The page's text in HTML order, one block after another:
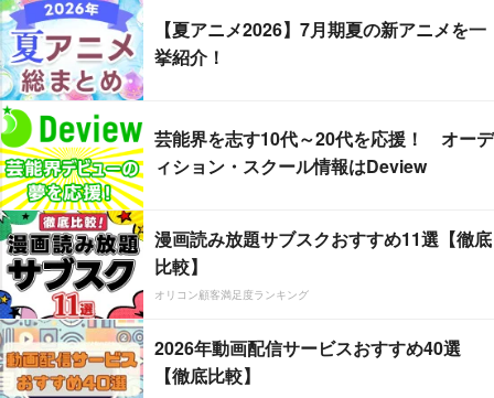
【夏アニメ2026】7月期夏の新アニメを一
挙紹介！
芸能界を志す10代～20代を応援！ オーデ
ィション・スクール情報はDeview
漫画読み放題サブスクおすすめ11選【徹底
比較】
オリコン顧客満足度ランキング
2026年動画配信サービスおすすめ40選
【徹底比較】